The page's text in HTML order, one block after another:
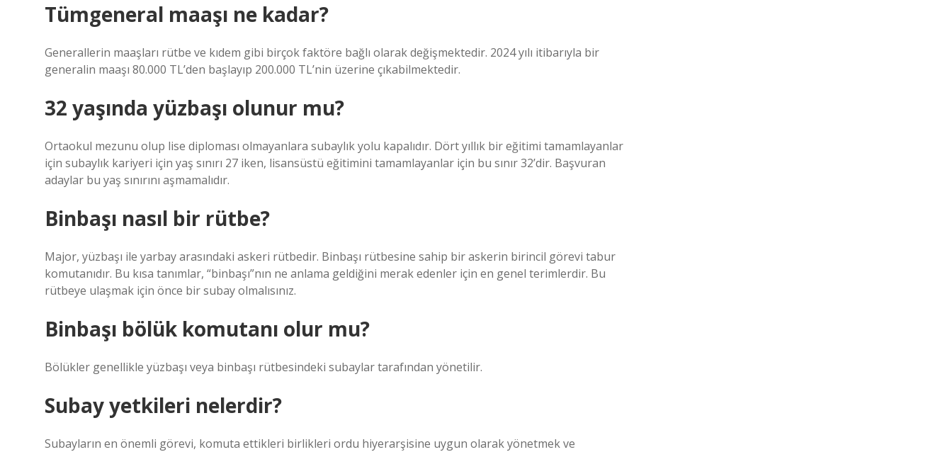
Tümgeneral maaşı ne kadar?
Generallerin maaşları rütbe ve kıdem gibi birçok faktöre bağlı olarak değişmektedir. 2024 yılı itibarıyla bir
generalin maaşı 80.000 TL’den başlayıp 200.000 TL’nin üzerine çıkabilmektedir.
32 yaşında yüzbaşı olunur mu?
Ortaokul mezunu olup lise diploması olmayanlara subaylık yolu kapalıdır. Dört yıllık bir eğitimi tamamlayanlar
için subaylık kariyeri için yaş sınırı 27 iken, lisansüstü eğitimini tamamlayanlar için bu sınır 32’dir. Başvuran
adaylar bu yaş sınırını aşmamalıdır.
Binbaşı nasıl bir rütbe?
Major, yüzbaşı ile yarbay arasındaki askeri rütbedir. Binbaşı rütbesine sahip bir askerin birincil görevi tabur
komutanıdır. Bu kısa tanımlar, “binbaşı”nın ne anlama geldiğini merak edenler için en genel terimlerdir. Bu
rütbeye ulaşmak için önce bir subay olmalısınız.
Binbaşı bölük komutanı olur mu?
Bölükler genellikle yüzbaşı veya binbaşı rütbesindeki subaylar tarafından yönetilir.
Subay yetkileri nelerdir?
Subayların en önemli görevi, komuta ettikleri birlikleri ordu hiyerarşisine uygun olarak yönetmek ve